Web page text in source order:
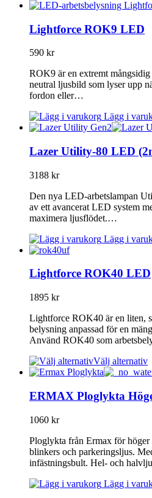
Lightforce ROK9 LED
590 kr
ROK9 är en extremt
neutral ljusbild som lyser upp
fordon eller…
Lägg i
Lazer Utility-80 LED
3188 kr
Den nya LED-arbetslampan
av ett avancerat LED system
maximera ljusflödet.…
Lägg i
Lightforce ROK40 LED
1895 kr
Lightforce ROK40 är en liten,
belysning anpassad för en
Använd ROK40 som
Välj alternativ
ERMAX Ploglykta
1060 kr
Ploglykta från Ermax för
blinkers och parkeringsljus.
infästningsbult. Hel- och
Lägg i